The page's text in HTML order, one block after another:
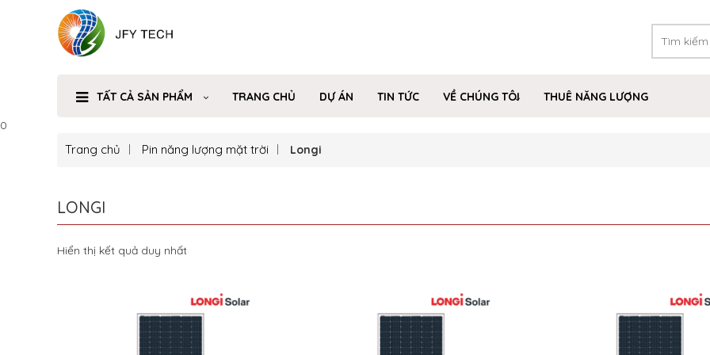
TẤT CẢ SẢN PHẨM TRANG CHỦ DỰ ÁN TIN TỨC VỀ CHÚNG TÔI
THUÊ NĂNG LƯỢNG
0
Trang chủ Pin năng lượng mặt trời Longi
LONGI
Hiển thị kết quả duy nhất